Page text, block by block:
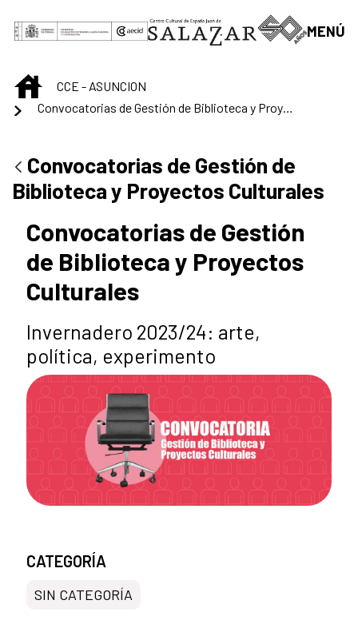
Saut au contenu principal
MENÚ
INICIOCCE - ASUNCION
Convocatorias de Gestión de Biblioteca y Proyectos Culturales
Convocatorias de Gestión de
Biblioteca y Proyectos Culturales
Convocatorias de Gestión
de Biblioteca y Proyectos
Culturales
Invernadero 2023/24: arte,
política, experimento
CATEGORÍA
SIN CATEGORÍA